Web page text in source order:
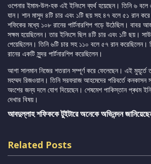
ওপেনার ইমাম-উল-হক এই ইনিংসে ব্যর্থ হয়েছেন। তিনি ৬ বলে
যান। শান মাসুদ ৪টি চার এবং ১টি ছয় সহ ৪৭ বলে ৫১ রান
শফিকের মধ্যে ১০৮ রানের পার্টনারশিপ গড়ে উঠেছিল।
সক্ষম হয়েছিলেন। তার ইনিংসে ছিল ৪টি চার এবং ১টি ছয়।
পেয়েছিলেন। তিনি ৬টি চার সহ ১১০ বলে ৫৭ রান
রানের একটি সুন্দর পার্টনারশিপ করেছিলেন।
আগা সালমান নিজের শতরান সম্পূর্ণ করে ফেলেছেন। এই মুহূর্তে
মহম্মদ রিজওয়ান। তিনি সরফরাজ আহমেদের পরিবর্তে কনকাসন
অংশের জন্য দলে যোগ দিয়েছেন। শেষমেশ পাকিস্তান প্ৰথম
দেখার বিষয়।
আবদুল্লাহ শফিককে টুইটারে অনেকে অভিনন্দন
Related Posts